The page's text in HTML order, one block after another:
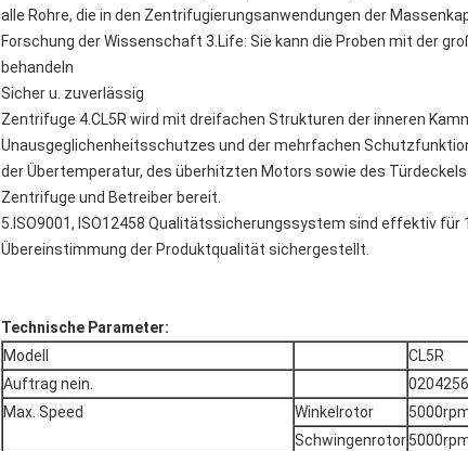
alle Rohre, die in den Zentrifugierungsanwendungen der
Forschung der Wissenschaft 3.Life: Sie kann die Proben mit der
behandeln
Sicher u. zuverlässig
Zentrifuge 4.CL5R wird mit dreifachen Strukturen der inneren
Unausgeglichenheitsschutzes und der mehrfachen
der Übertemperatur, des überhitzten Motors sowie des
Zentrifuge und Betreiber bereit.
5.ISO9001, ISO12458 Qualitätssicherungssystem sind effektiv für
Übereinstimmung der Produktqualität sichergestellt.
Technische Parameter:
Modell
CL5R
Auftrag nein.
Max. Speed
Winkelrotor
Schwingenrotor